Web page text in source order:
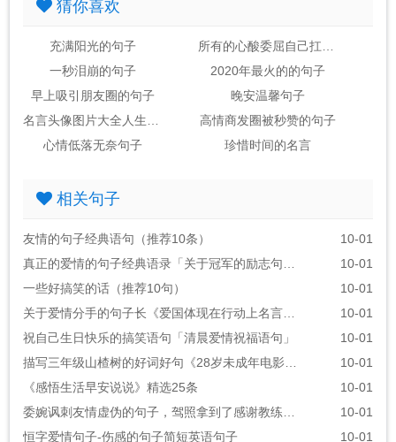
猜你喜欢
充满阳光的句子
一秒泪崩的句子
2020年最火的的句子
早上吸引朋友圈的句子
晚安温馨句子
高情商发圈被秒赞的句子
心情低落无奈句子
珍惜时间的名言
相关句子
友情的句子经典语句（推荐10条）
10-01
10-01
一些好搞笑的话（推荐10句）
10-01
10-01
祝自己生日快乐的搞笑语句「清晨爱情祝福语句」
10-01
10-01
《感悟生活早安说说》精选25条
10-01
10-01
恒字爱情句子-伤感的句子简短英语句子
10-01